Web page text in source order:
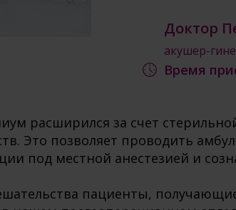
Доктор
акушер-
Время
расширился за счет
Это позволяет проводить
под местной анестезией и
пациенты,